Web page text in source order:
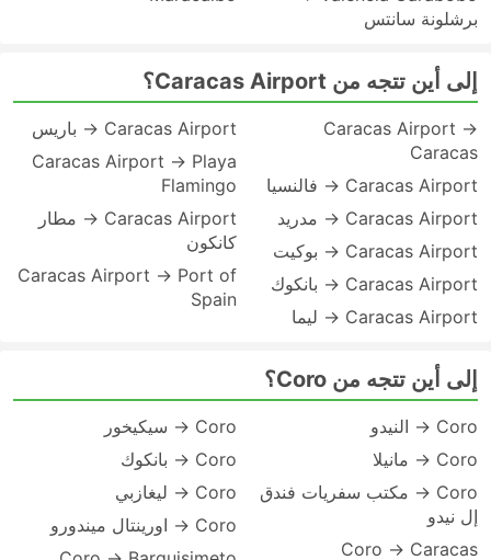
برشلونة سانتس
إلى أين تتجه من Caracas Airport؟
Caracas Airport →
Caracas
Caracas Airport → فالنسيا
Caracas Airport → مدريد
Caracas Airport → بوكيت
Caracas Airport → بانكوك
Caracas Airport → ليما
Caracas Airport → باريس
Caracas Airport → Playa
Flamingo
Caracas Airport → مطار
كانكون
Caracas Airport → Port of
Spain
إلى أين تتجه من Coro؟
Coro → النيدو
Coro → مانيلا
Coro → مكتب سفريات فندق
إل نيدو
Coro → Caracas
Coro → سيكيخور
Coro → بانكوك
Coro → ليغازبي
Coro → اورينتال ميندورو